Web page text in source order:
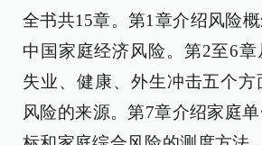
全书共15章。第1章介绍风险
中国家庭经济风险。第2至6章
失业、健康、外生冲击五个
风险的来源。第7章介绍家庭